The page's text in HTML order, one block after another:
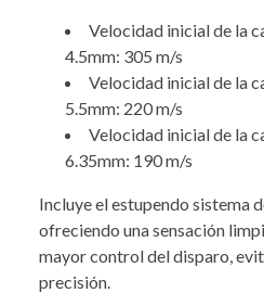
Velocidad inicial de la
4.5mm: 305 m/s
Velocidad inicial de la
5.5mm: 220 m/s
Velocidad inicial de la
6.35mm: 190 m/s
Incluye el estupendo sistema
ofreciendo una sensación
mayor control del disparo,
precisión.